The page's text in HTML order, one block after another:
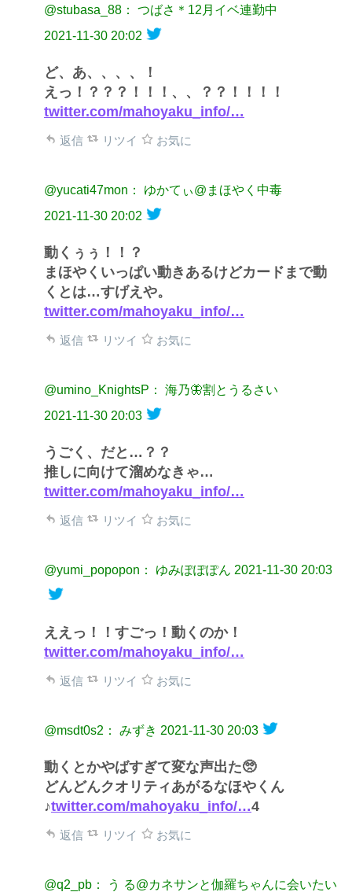
@stubasa_88： つばさ＊12月イベ連勤中
2021-11-30 20:02
ど、あ、、、、！
えっ！？？？！！！、、？？！！！！
twitter.com/mahoyaku_info/…
返信 リツイ お気に
@yucati47mon： ゆかてぃ@まほやく中毒
2021-11-30 20:02
動くぅぅ！！？
まほやくいっぱい動きあるけどカードまで動
くとは…すげえや。
twitter.com/mahoyaku_info/…
返信 リツイ お気に
@umino_KnightsP： 海乃🦋割とうるさい
2021-11-30 20:03
うごく、だと…？？
推しに向けて溜めなきゃ…
twitter.com/mahoyaku_info/…
返信 リツイ お気に
@yumi_popopon： ゆみぽぽぽん 2021-11-30 20:03
ええっ！！すごっ！動くのか！
twitter.com/mahoyaku_info/…
返信 リツイ お気に
@msdt0s2： みずき 2021-11-30 20:03
動くとかやばすぎて変な声出た🥺
どんどんクオリティあがるなほやくん
♪twitter.com/mahoyaku_info/…4
返信 リツイ お気に
@q2_pb： う る@カネサンと伽羅ちゃんに会いたい